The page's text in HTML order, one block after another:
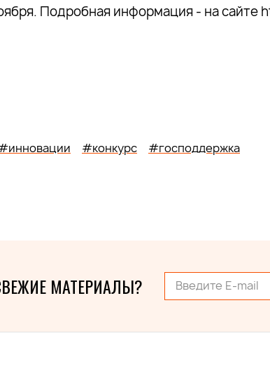
Подробная информация - на сайте
#конкурс #господдержка
МАТЕРИАЛЫ?